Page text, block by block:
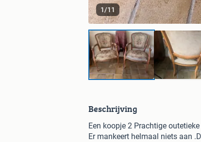
1/11
Beschrijving
Een koopje 2 Prachtige
Er mankeert helmaal niets aan